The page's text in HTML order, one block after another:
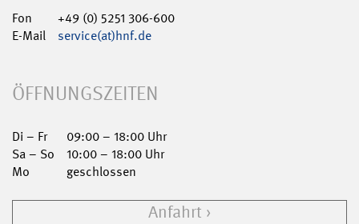
Fon
+49 (0) 5251 306-600
E-Mail
service(at)hnf.de
ÖFFNUNGSZEITEN
Di – Fr
09:00 – 18:00 Uhr
Sa – So
10:00 – 18:00 Uhr
Mo
geschlossen
Anfahrt